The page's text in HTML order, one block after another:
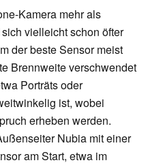
Kamera mehr als
vielleicht schon öfter
der beste Sensor meist
Brennweite verschwendet
Porträts oder
ist, wobei
erheben werden.
Nubia mit einer
am Start, etwa im